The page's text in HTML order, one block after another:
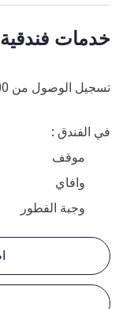
خدمات فندقية
تسجيل الوصول من
في الفندق
موقف
وافاي
وجبة الفطور